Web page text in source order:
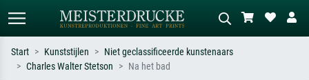
Start Kunststijlen
Niet geclassificeerde kunstenaars
Charles Walter Stetson
Na het bad